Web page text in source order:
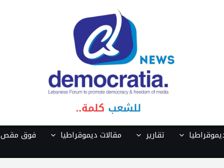
تقارير مقالات ديموقراطيا فوق مقص